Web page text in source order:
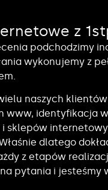
z
podchodzimy
wykonujemy z
naszych
www, identyfikacja
i sklepów
dlatego
z etapów
pytania i jesteśmy